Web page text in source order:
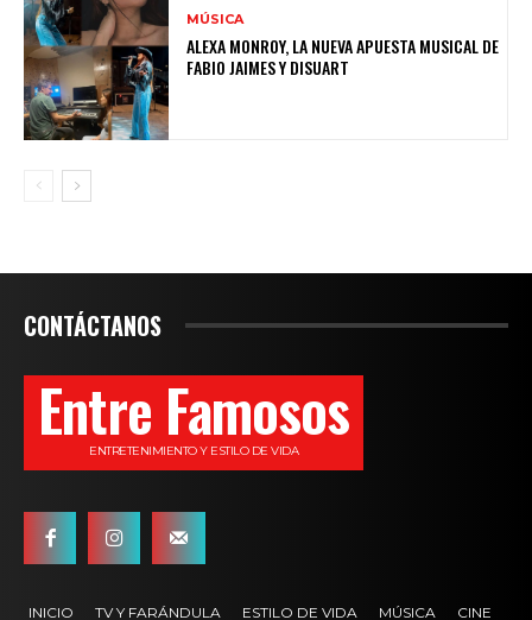
MÚSICA
ALEXA MONROY, LA NUEVA APUESTA MUSICAL DE
FABIO JAIMES Y DISUART
CONTÁCTANOS
Entre Famosos
ENTRETENIMIENTO Y ESTILO DE VIDA
INICIO TV Y FARÁNDULA ESTILO DE VIDA MÚSICA CINE